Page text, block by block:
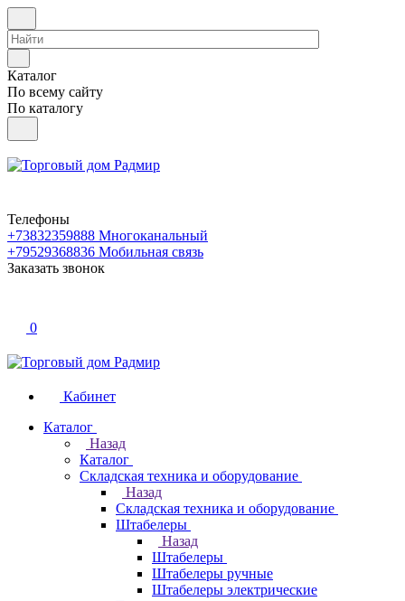
Каталог
По всему сайту
По каталогу
Телефоны
+73832359888 Многоканальный
+79529368836 Мобильная связь
Заказать звонок
0
Кабинет
Каталог
Назад
Каталог
Складская техника и оборудование
Назад
Складская техника и оборудование
Штабелеры
Назад
Штабелеры
Штабелеры ручные
Штабелеры электрические